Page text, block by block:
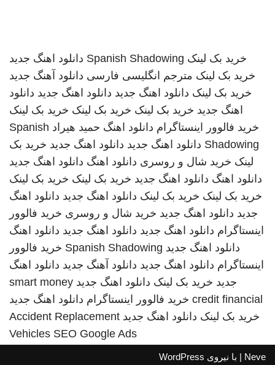
خرید بک لینک Spanish Shadowing دانلود اهنگ جدید
خرید بک لینک مترجم انگلیسی فارسی دانلود آهنگ جدید
خرید بک لینک دانلود اهنگ جدید دانلود اهنگ جدید دانلود
اهنگ جدید خرید بک لینک خرید بک لینک خرید بک لینک
خرید فالوور اینستاگرام دانلود اهنگ حمید هیراد Spanish
Shadowing دانلود اهنگ جدید دانلود اهنگ جدید خرید بک
لینک خرید شال و روسری دانلود اهنگ دانلود اهنگ جدید
دانلود اهنگ دانلود اهنگ جدید خرید بک لینک خرید بک لینک
خرید بک لینک خرید بک لینک دانلود اهنگ جدید دانلود اهنگ
جدید دانلود اهنگ جدید خرید شال و روسری خرید فالوور
اینستاگرام دانلود اهنگ جدید دانلود اهنگ جدید دانلود اهنگ
دانلود اهنگ جدید Spanish Shadowing خرید فالوور
اینستاگرام دانلود اهنگ جدید دانلود آهنگ جدید دانلود اهنگ
جدید خرید بک لینک دانلود اهنگ جدید smart money
credit financial خرید فالوور اینستاگرام دانلود اهنگ جدید
خرید بک لینک دانلود اهنگ جدید Accident Replacement
Vehicles SEO Google Ads
Neve | با نیروی WordPress